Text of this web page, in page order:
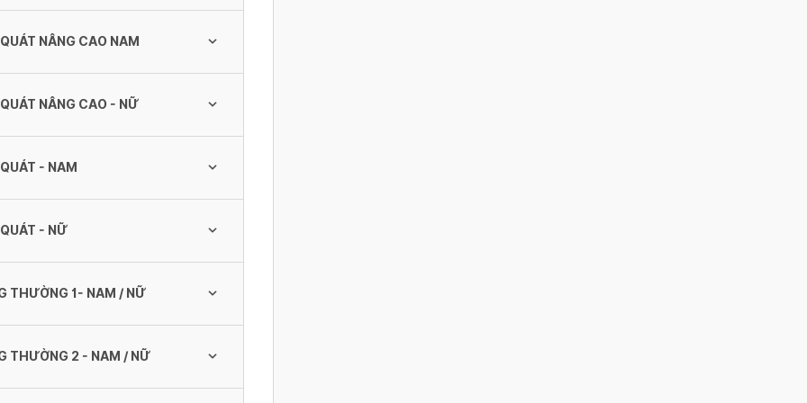
NÂNG CAO NAM
QUÁT NÂNG CAO NAM
NÂNG CAO - NỮ
QUÁT NÂNG CAO - NỮ
phổi
- NAM
QUÁT - NAM
- NỮ
QUÁT - NỮ
THƯỜNG 1- NAM / NỮ
THƯỜNG 1- NAM / NỮ
THƯỜNG 2 - NAM / NỮ